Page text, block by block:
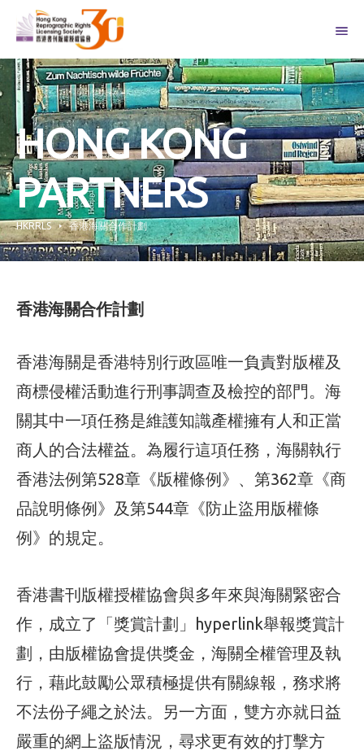
content
HONG KONG
PARTNERS
HKRRLS 香港海關合作計劃
香港海關合作計劃
香港海關是香港特別行政區唯一負責對版權及
商標侵權活動進行刑事調查及檢控的部門。海
關其中一項任務是維護知識產權擁有人和正當
商人的合法權益。為履行這項任務，海關執行
香港法例第528章《版權條例》、第362章《商
品說明條例》及第544章《防止盜用版權條
例》的規定。
香港書刊版權授權協會與多年來與海關緊密合
作，成立了「獎賞計劃」hyperlink舉報獎賞計
劃，由版權協會提供獎金，海關全權管理及執
行，藉此鼓勵公眾積極提供有關線報，務求將
不法份子繩之於法。另一方面，雙方亦就日益
嚴重的網上盜版情況，尋求更有效的打擊方